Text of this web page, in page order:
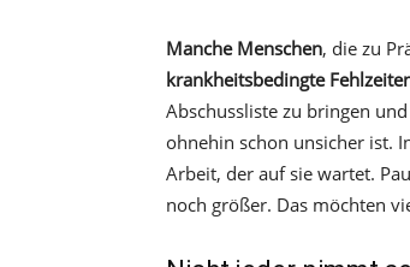
Manche Menschen, die zu
krankheitsbedingte
Abschussliste zu bringen
ohnehin schon unsicher ist.
Arbeit, der auf sie wartet.
noch größer. Das möchten